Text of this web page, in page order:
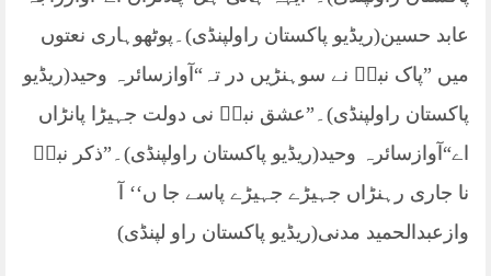
عابد حسین(ریڈیو پاکستان راولپنڈی)۔پوٹھوہاری نعتوں
میں ”پاک نبیؐ نے سوہنڑیں در تہ“آوازسائرہ وحید(ریڈیو
پاکستان راولپنڈی)۔”عشق نبیؐ نی دولت جہیڑا پانڑاں
اے“آوازسائرہ وحید(ریڈیو پاکستان راولپنڈی)۔”ذکر نبیؐ
نا جاری رہنڑاں جہیڑے جہیڑے پاسے جا ں‘‘ آ
وازعبدالحمید مدنی(ریڈیو پاکستان راو لپنڈی)